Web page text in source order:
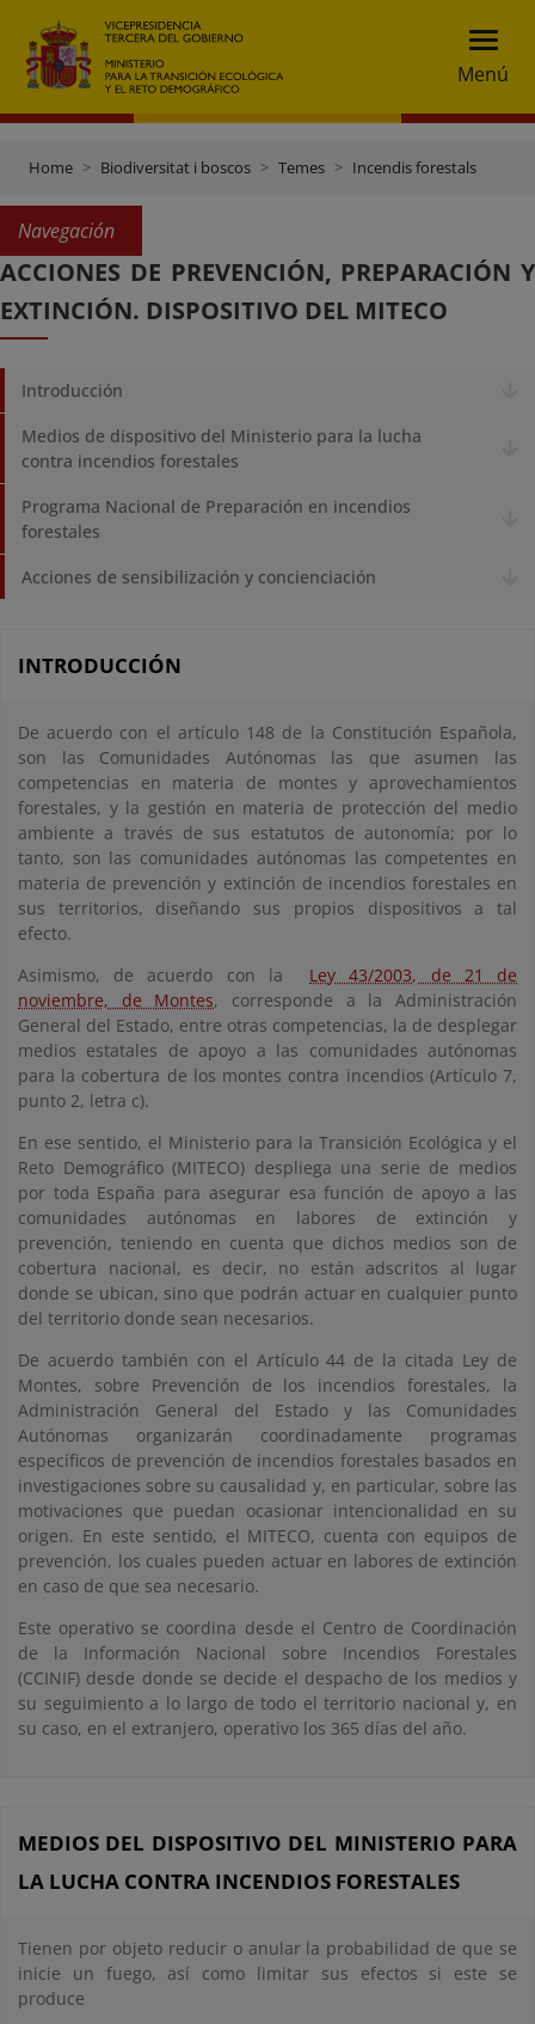
Menú
Home Biodiversitat i boscos Temes Incendis forestals
Navegación
ACCIONES DE PREVENCIÓN, PREPARACIÓN Y
EXTINCIÓN. DISPOSITIVO DEL MITECO
Introducción
Medios de dispositivo del Ministerio para la lucha
contra incendios forestales
Programa Nacional de Preparación en incendios
forestales
Acciones de sensibilización y concienciación
INTRODUCCIÓN
De acuerdo con el artículo 148 de la Constitución Española,
son las Comunidades Autónomas las que asumen las
competencias en materia de montes y aprovechamientos
forestales, y la gestión en materia de protección del medio
ambiente a través de sus estatutos de autonomía; por lo
tanto, son las comunidades autónomas las competentes en
materia de prevención y extinción de incendios forestales en
sus territorios, diseñando sus propios dispositivos a tal
efecto.
Asimismo, de acuerdo con la Ley 43/2003, de 21 de
noviembre, de Montes, corresponde a la Administración
General del Estado, entre otras competencias, la de desplegar
medios estatales de apoyo a las comunidades autónomas
para la cobertura de los montes contra incendios (Artículo 7,
punto 2, letra c).
En ese sentido, el Ministerio para la Transición Ecológica y el
Reto Demográfico (MITECO) despliega una serie de medios
por toda España para asegurar esa función de apoyo a las
comunidades autónomas en labores de extinción y
prevención, teniendo en cuenta que dichos medios son de
cobertura nacional, es decir, no están adscritos al lugar
donde se ubican, sino que podrán actuar en cualquier punto
del territorio donde sean necesarios.
De acuerdo también con el Artículo 44 de la citada Ley de
Montes, sobre Prevención de los incendios forestales, la
Administración General del Estado y las Comunidades
Autónomas organizarán coordinadamente programas
específicos de prevención de incendios forestales basados en
investigaciones sobre su causalidad y, en particular, sobre las
motivaciones que puedan ocasionar intencionalidad en su
origen. En este sentido, el MITECO, cuenta con equipos de
prevención, los cuales pueden actuar en labores de extinción
en caso de que sea necesario.
Este operativo se coordina desde el Centro de Coordinación
de la Información Nacional sobre Incendios Forestales
(CCINIF) desde donde se decide el despacho de los medios y
su seguimiento a lo largo de todo el territorio nacional y, en
su caso, en el extranjero, operativo los 365 días del año.
MEDIOS DEL DISPOSITIVO DEL MINISTERIO PARA
LA LUCHA CONTRA INCENDIOS FORESTALES
Tienen por objeto reducir o anular la probabilidad de que se
inicie un fuego, así como limitar sus efectos si este se
produce